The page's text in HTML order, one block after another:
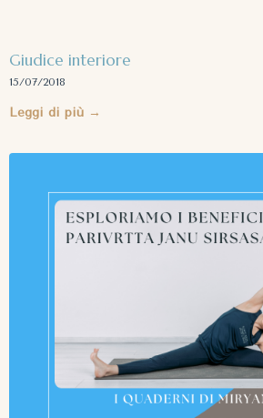
Giudice interiore
15/07/2018
Leggi di più →